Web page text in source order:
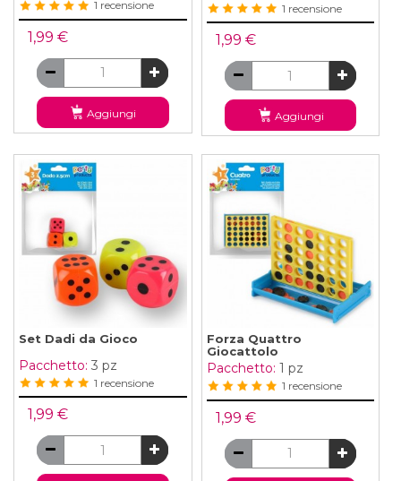
1 recensione
1,99 €
Aggiungi
1 recensione
1,99 €
Aggiungi
Set Dadi da Gioco
Pacchetto: 3 pz
1 recensione
1,99 €
Forza Quattro
Giocattolo
Pacchetto: 1 pz
1 recensione
1,99 €